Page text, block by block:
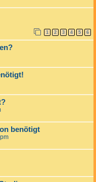
1 2 3 4 5 6
benötigt